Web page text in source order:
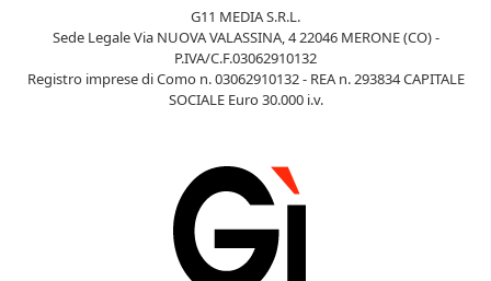
G11 MEDIA S.R.L.
Sede Legale Via NUOVA VALASSINA, 4 22046 MERONE (CO) -
P.IVA/C.F.03062910132
Registro imprese di Como n. 03062910132 - REA n. 293834 CAPITALE
SOCIALE Euro 30.000 i.v.